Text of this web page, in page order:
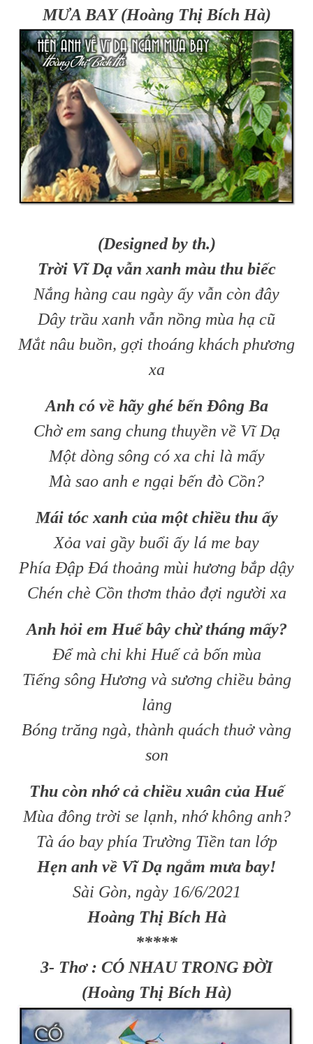
MƯA BAY (Hoàng Thị Bích Hà)
(Designed by th.)
Trời Vĩ Dạ vẫn xanh màu thu biếc
Nắng hàng cau ngày ấy vẫn còn đây
Dây trầu xanh vẫn nồng mùa hạ cũ
Mắt nâu buồn, gợi thoáng khách phương
xa
Anh có về hãy ghé bến Đông Ba
Chờ em sang chung thuyền về Vĩ Dạ
Một dòng sông có xa chi là mấy
Mà sao anh e ngại bến đò Cồn?
Mái tóc xanh của một chiều thu ấy
Xỏa vai gầy buổi ấy lá me bay
Phía Đập Đá thoảng mùi hương bắp dậy
Chén chè Cồn thơm thảo đợi người xa
Anh hỏi em Huế bây chừ tháng mấy?
Để mà chi khi Huế cả bốn mùa
Tiếng sông Hương và sương chiều bảng
lảng
Bóng trăng ngà, thành quách thuở vàng
son
Thu còn nhớ cả chiều xuân của Huế
Mùa đông trời se lạnh, nhớ không anh?
Tà áo bay phía Trường Tiền tan lớp
Hẹn anh về Vĩ Dạ ngắm mưa bay!
Sài Gòn, ngày 16/6/2021
Hoàng Thị Bích Hà
*****
3- Thơ : CÓ NHAU TRONG ĐỜI
(Hoàng Thị Bích Hà)